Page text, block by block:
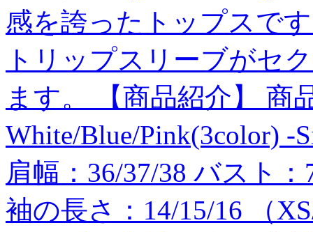
感を誇ったトップスで
トリップスリーブがセ
ます。 【商品紹介】 商
White/Blue/Pink(3color) -
肩幅：36/37/38 バスト
袖の長さ：14/15/16 （